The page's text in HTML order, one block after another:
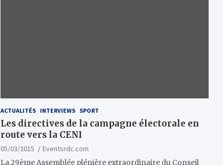
ACTUALITÉS INTERVIEWS SPORT
Les directives de la campagne électorale en
route vers la CENI
05/03/2015
Eventsrdc.com
La 29ème Assemblée plénière extraordinaire du Conseil